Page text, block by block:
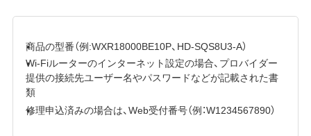
商品の型番（例:WXR18000BE10P、HD-SQS8U3-A）
Wi-Fiルーターのインターネット設定の場合、プロバイダー
提供の接続先ユーザー名やパスワードなどが記載された書
類
修理申込済みの場合は、Web受付番号（例：W1234567890）